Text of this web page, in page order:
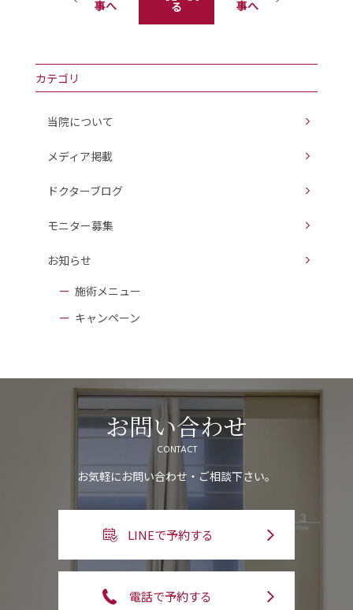
事へ る 事へ
カテゴリ
当院について
メディア掲載
ドクターブログ
モニター募集
お知らせ
施術メニュー
キャンペーン
お問い合わせ
CONTACT
お気軽にお問い合わせ・ご相談下さい。
LINEで予約する
電話で予約する